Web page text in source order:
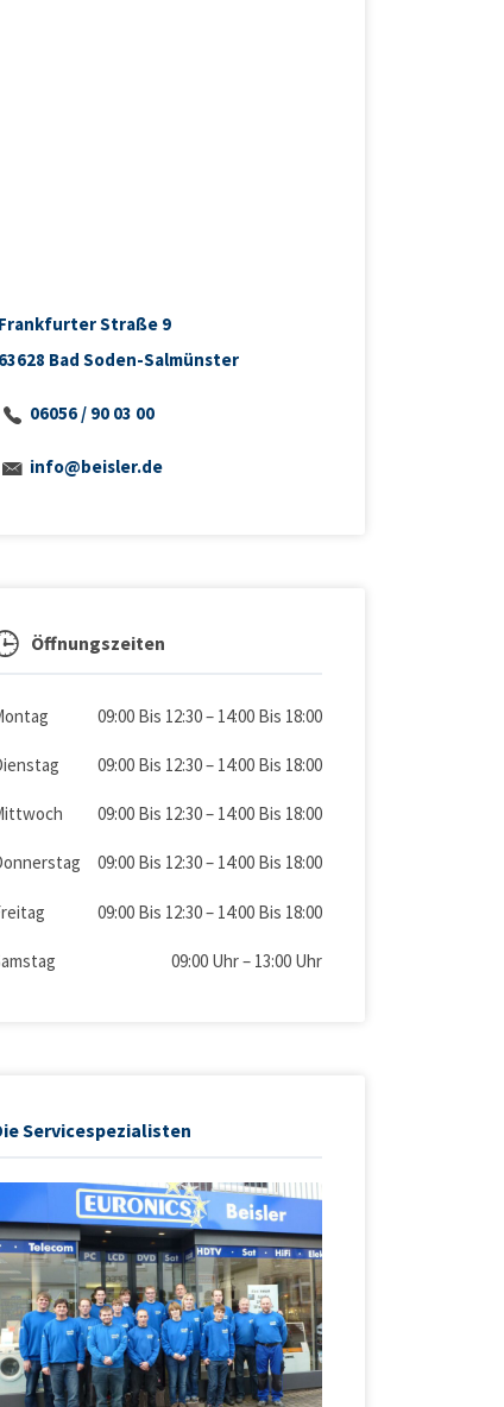
Frankfurter Straße 9
63628 Bad Soden-Salmünster
06056 / 90 03 00
info@beisler.de
Öffnungszeiten
09:00 Bis 12:30– 14:00 Bis 18:00
09:00 Bis 12:30– 14:00 Bis 18:00
09:00 Bis 12:30– 14:00 Bis 18:00
09:00 Bis 12:30– 14:00 Bis 18:00
09:00 Bis 12:30– 14:00 Bis 18:00
09:00 Uhr– 13:00 Uhr
Servicespezialisten